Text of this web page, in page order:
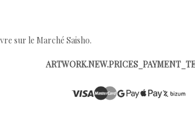
sur le Marché Saisho.